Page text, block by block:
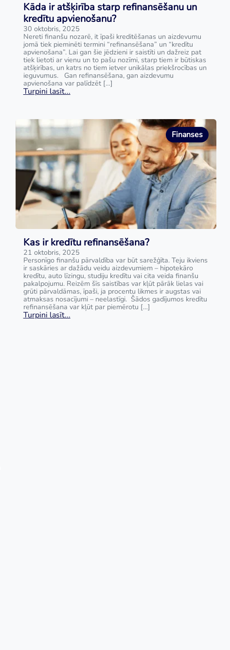
Kāda ir atšķirība starp refinansēšanu un
kredītu apvienošanu?
30 oktobris, 2025
Nereti finanšu nozarē, it īpaši kreditēšanas un aizdevumu
jomā tiek pieminēti termini “refinansēšana” un “kredītu
apvienošana”. Lai gan šie jēdzieni ir saistīti un dažreiz pat
tiek lietoti ar vienu un to pašu nozīmi, starp tiem ir būtiskas
atšķirības, un katrs no tiem ietver unikālas priekšrocības un
ieguvumus. Gan refinansēšana, gan aizdevumu
apvienošana var palīdzēt […]
Turpini lasīt...
Finanses
Kas ir kredītu refinansēšana?
21 oktobris, 2025
Personīgo finanšu pārvaldība var būt sarežģīta. Teju ikviens
ir saskāries ar dažādu veidu aizdevumiem – hipotekāro
kredītu, auto līzingu, studiju kredītu vai cita veida finanšu
pakalpojumu. Reizēm šīs saistības var kļūt pārāk lielas vai
grūti pārvaldāmas, īpaši, ja procentu likmes ir augstas vai
atmaksas nosacījumi – neelastīgi. Šādos gadījumos kredītu
refinansēšana var kļūt par piemērotu […]
Turpini lasīt...